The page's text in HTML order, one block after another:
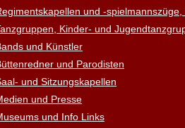
und -
Kinder- und
und Künstler
und Parodisten
und Sitzungskapellen
und Presse
und Info Links